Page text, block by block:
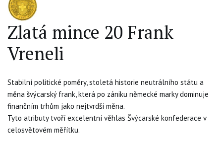
Zlatá mince 20 Frank
Vreneli
Stabilní politické poměry, stoletá historie neutrálního státu a
měna švýcarský frank, která po zániku německé marky dominuje
finančním trhům jako nejtvrdší měna.
Tyto atributy tvoří excelentní věhlas Švýcarské konfederace v
celosvětovém měřítku.